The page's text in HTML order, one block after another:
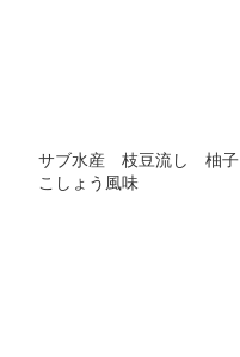
サブ水産 枝豆流し 柚子
こしょう風味